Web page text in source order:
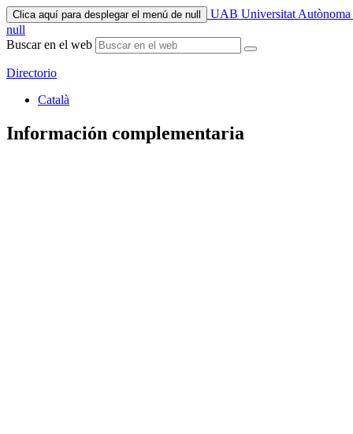
Clica aquí para desplegar el menú de null
UAB Universitat Autònoma
null
Buscar en el web
Directorio
Català
Información complementaria